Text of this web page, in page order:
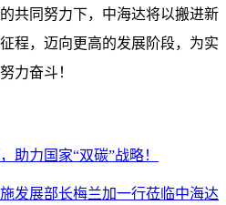
共同努力下，中海达将以搬进新
程，迈向更高的发展阶段，为实
力奋斗！
助力国家“双碳”战略！
发展部长梅兰加一行莅临中海达